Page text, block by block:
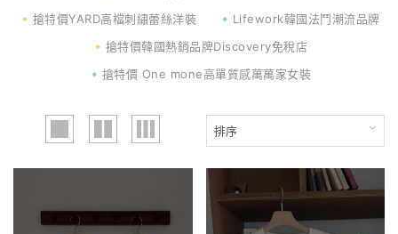
🔸搶特價YARD高檔刺繡蕾絲洋裝
🔹Lifework韓國法鬥潮流品牌
🔸搶特價韓國熱銷品牌Discovery免稅店
🔹搶特價 One mone高單質感萬萬家女裝